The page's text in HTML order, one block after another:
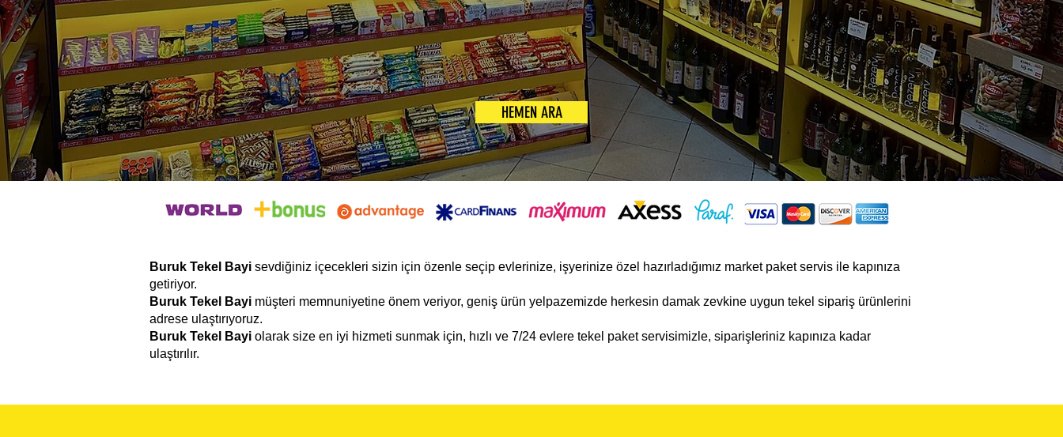
HEMEN ARA
Buruk Tekel Bayi sevdiğiniz içecekleri sizin için özenle seçip evlerinize, işyerinize özel hazırladığımız market paket servis ile kapınıza
getiriyor.
Buruk Tekel Bayi müşteri memnuniyetine önem veriyor, geniş ürün yelpazemizde herkesin damak zevkine uygun tekel sipariş ürünlerini
adrese ulaştırıyoruz.
Buruk Tekel Bayi olarak size en iyi hizmeti sunmak için, hızlı ve 7/24 evlere tekel paket servisimizle, siparişleriniz kapınıza kadar
ulaştırılır.